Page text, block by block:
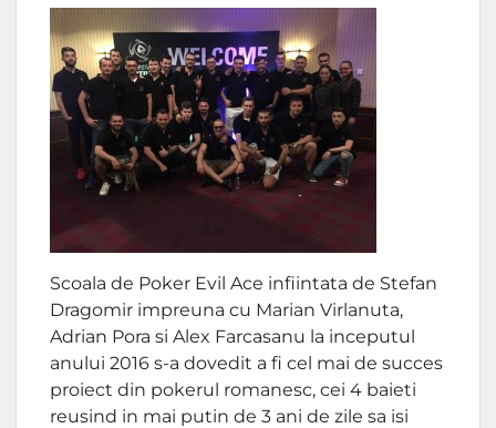
Scoala de Poker Evil Ace infiintata de Stefan
Dragomir impreuna cu Marian Virlanuta,
Adrian Pora si Alex Farcasanu la inceputul
anului 2016 s-a dovedit a fi cel mai de succes
proiect din pokerul romanesc, cei 4 baieti
reusind in mai putin de 3 ani de zile sa isi